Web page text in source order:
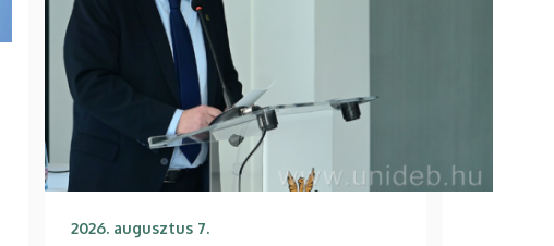
2026. augusztus 7.